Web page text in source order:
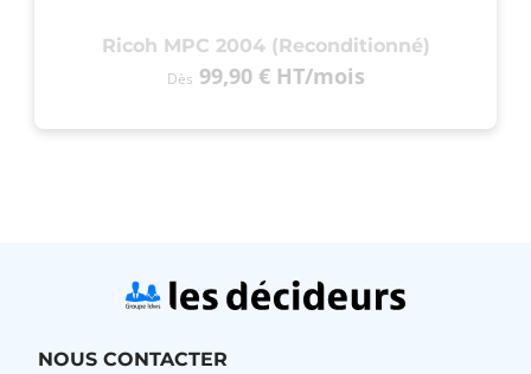
Ricoh MPC 2004 (Reconditionné)
Dès 99,90 € HT/mois
NOUS CONTACTER